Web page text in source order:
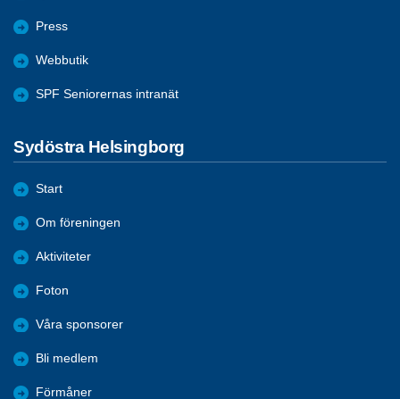
Press
Webbutik
SPF Seniorernas intranät
Sydöstra Helsingborg
Start
Om föreningen
Aktiviteter
Foton
Våra sponsorer
Bli medlem
Förmåner